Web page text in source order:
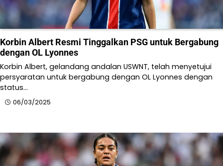
Korbin Albert Resmi Tinggalkan PSG untuk Bergabung
dengan OL Lyonnes
Korbin Albert, gelandang andalan USWNT, telah menyetujui
persyaratan untuk bergabung dengan OL Lyonnes dengan
status…
06/03/2025